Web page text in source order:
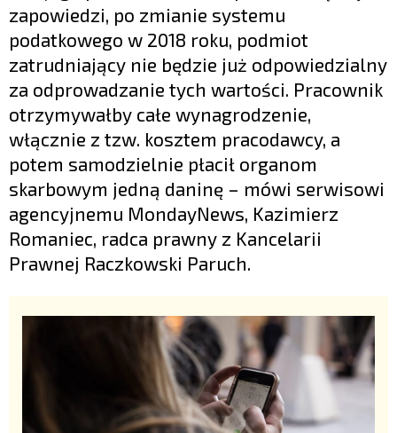
zapowiedzi, po zmianie systemu
podatkowego w 2018 roku, podmiot
zatrudniający nie będzie już odpowiedzialny
za odprowadzanie tych wartości. Pracownik
otrzymywałby całe wynagrodzenie,
włącznie z tzw. kosztem pracodawcy, a
potem samodzielnie płacił organom
skarbowym jedną daninę – mówi serwisowi
agencyjnemu MondayNews, Kazimierz
Romaniec, radca prawny z Kancelarii
Prawnej Raczkowski Paruch.